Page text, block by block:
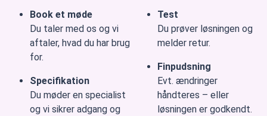
Book et møde
Du taler med os og vi
aftaler, hvad du har brug
for.
Specifikation
Du møder en specialist
og vi sikrer adgang og
Test
Du prøver løsningen og
melder retur.
Finpudsning
Evt. ændringer
håndteres – eller
løsningen er godkendt.